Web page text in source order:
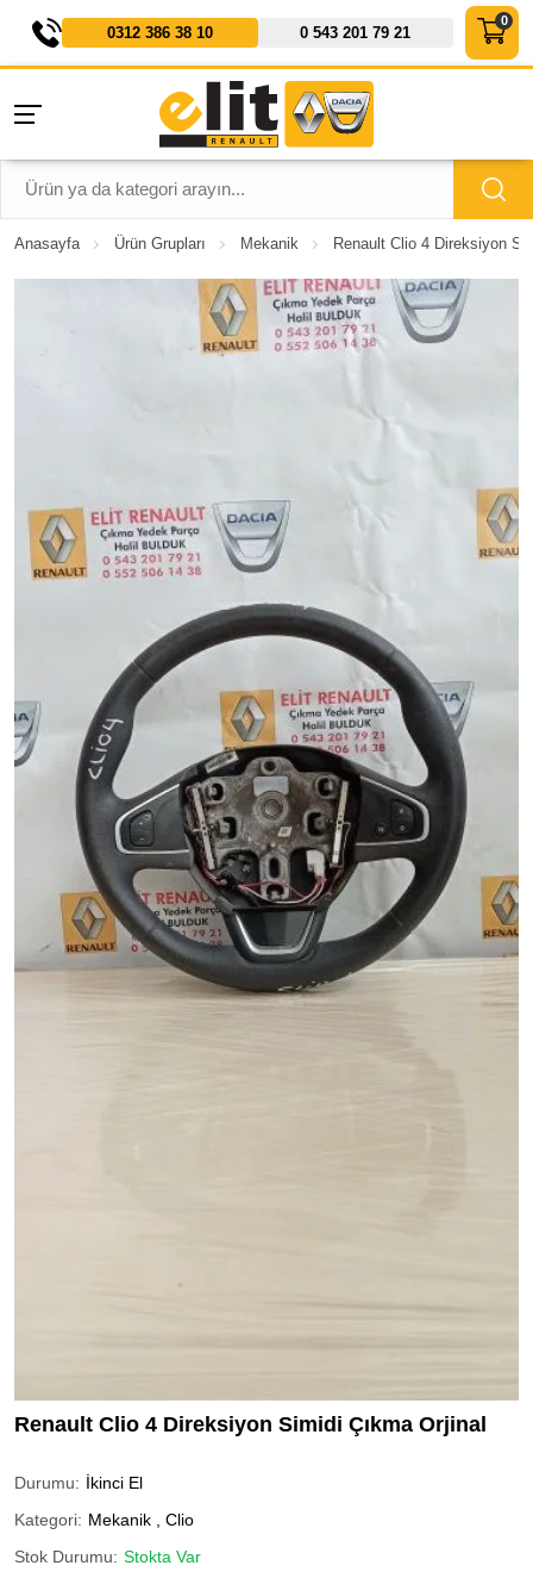
0312 386 38 10 0 543 201 79 21
Anasayfa Ürün Grupları Mekanik Renault Clio 4 Direksiyon
Renault Clio 4 Direksiyon Simidi Çıkma Orjinal
Durumu: İkinci El
Kategori: Mekanik , Clio
Stok Durumu: Stokta Var